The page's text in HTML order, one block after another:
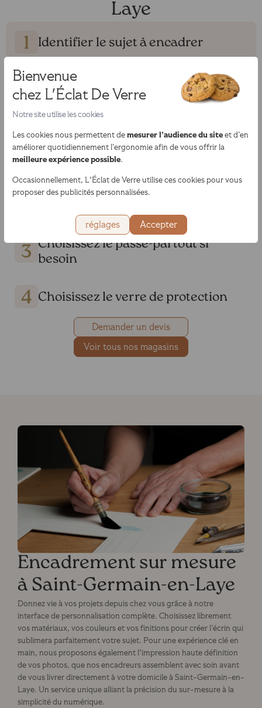
Bienvenue
chez L'Éclat De Verre
Notre site utilise les cookies
Les cookies nous permettent demesurer l’audience du siteet d’en
améliorer quotidiennement l’ergonomie afin de vous offrir la
meilleure expérience possible.
Occasionnellement, L'Éclat de Verre utilise ces cookies pour vous
proposer des publicités personnalisées.
réglages Accepter
Laye
Identifier le sujet à encadrer
Lorsque vous recherchez un encadrement à Saint-Germain-en-
Laye, il est essentiel de faire appel à des professionnels de
confiance. L’Éclat de Verre vous accompagne dans la mise en
expérimentés mettent leur savoir-faire au service de vos
créations. Nous réalisons l’encadrement de nombreux supports et
dans tous les formats : tableaux, photographies, affiches, posters
Choisissez le passe-partout si
besoin
Choisissez le verre de protection
Demander un devis
Voir tous nos magasins
Encadrement sur mesure
à Saint-Germain-en-Laye
Donnez vie à vos projets depuis chez vous grâce à notre
interface de personnalisation complète. Choisissez librement
vos matériaux, vos couleurs et vos finitions pour créer l’écrin qui
sublimera parfaitement votre sujet. Pour une expérience clé en
main, nous proposons également l'impression haute définition
de vos photos, que nos encadreurs assemblent avec soin avant
de vous livrer directement à votre domicile à Saint-Germain-en-
Laye. Un service unique alliant la précision du sur-mesure à la
simplicité du numérique.